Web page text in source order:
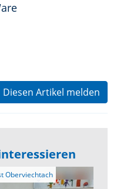
Diesen Artikel melden
Freunde der Kunst Oberviechtach